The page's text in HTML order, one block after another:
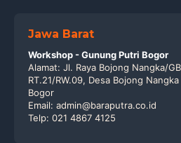
Jawa Barat
Workshop - Gunung Putri Bogor
Alamat: Jl. Raya Bojong Nangka/
RT.21/RW.09, Desa Bojong
Bogor
Email: admin@baraputra.co.id
Telp: 021 4867 4125